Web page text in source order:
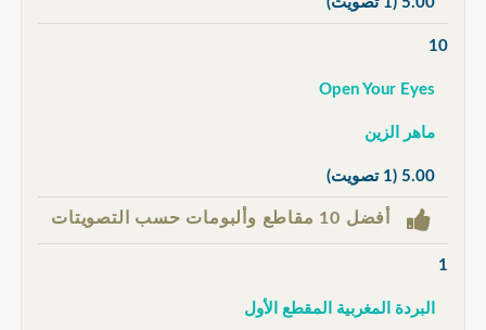
10
Open Your Eyes
ماهر الزين
5.00 (1 تصويت)
أفضل 10 مقاطع وألبومات حسب التصويتات
1
البردة المغربية المقطع الأول